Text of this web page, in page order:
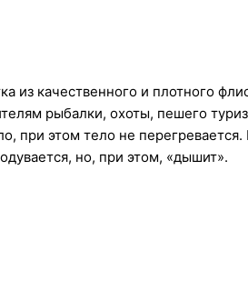
качественного и плотного
рыбалки, охоты, пешего
при этом тело не
но, при этом, «дышит».